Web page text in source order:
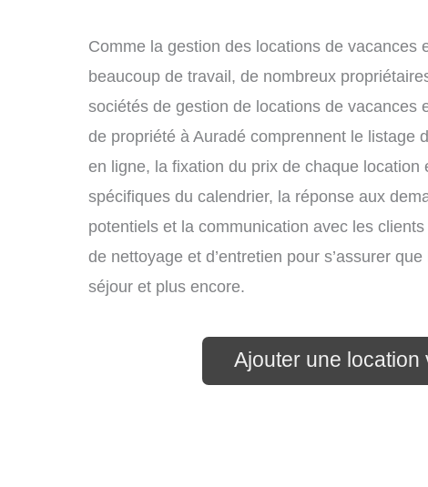
Comme la gestion des locations de vacances
beaucoup de travail, de nombreux
sociétés de gestion de locations de vacances
de propriété à Auradé comprennent le listage
en ligne, la fixation du prix de chaque location
spécifiques du calendrier, la réponse aux
potentiels et la communication avec les
de nettoyage et d’entretien pour s’assurer
séjour et plus encore.
Ajouter une